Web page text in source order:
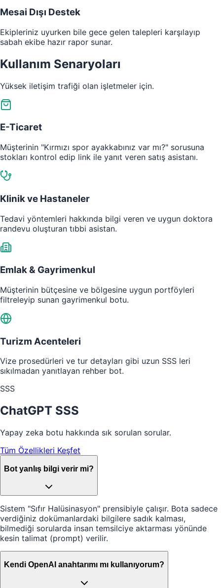
Mesai Dışı Destek
Ekipleriniz uyurken bile gece gelen talepleri karşılayıp
sabah ekibe hazır rapor sunar.
Kullanım Senaryoları
Yüksek iletişim trafiği olan işletmeler için.
E-Ticaret
Müşterinin "Kırmızı spor ayakkabınız var mı?" sorusuna
stokları kontrol edip link ile yanıt veren satış asistanı.
Klinik ve Hastaneler
Tedavi yöntemleri hakkında bilgi veren ve uygun doktora
randevu oluşturan tıbbi asistan.
Emlak & Gayrimenkul
Müşterinin bütçesine ve bölgesine uygun portföyleri
filtreleyip sunan gayrimenkul botu.
Turizm Acenteleri
Vize prosedürleri ve tur detayları gibi uzun SSS leri
sıkılmadan yanıtlayan rehber bot.
SSS
ChatGPT SSS
Yapay zeka botu hakkında sık sorulan sorular.
Tüm Özellikleri Keşfet
Bot yanlış bilgi verir mi?
Sistem "Sıfır Halüsinasyon" prensibiyle çalışır. Bota sadece
verdiğiniz dokümanlardaki bilgilere sadık kalması,
bilmediği sorularda insan temsilciye aktarması yönünde
kesin talimat (prompt) verilir.
Kendi OpenAI anahtarımı mı kullanıyorum?